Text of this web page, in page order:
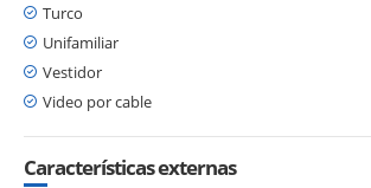
Turco
Unifamiliar
Vestidor
Video por cable
Características externas